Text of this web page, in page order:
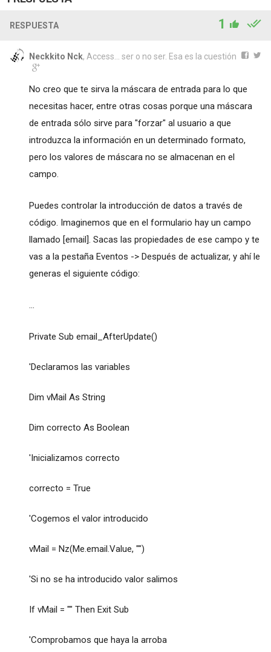
RESPUESTA 1
Neckkito Nck, Access... ser o no ser. Esa es la cuestión
No creo que te sirva la máscara de entrada para lo que
necesitas hacer, entre otras cosas porque una máscara
de entrada sólo sirve para "forzar" al usuario a que
introduzca la información en un determinado formato,
pero los valores de máscara no se almacenan en el
campo.
Puedes controlar la introducción de datos a través de
código. Imaginemos que en el formulario hay un campo
llamado [email]. Sacas las propiedades de ese campo y te
vas a la pestaña Eventos -> Después de actualizar, y ahí le
generas el siguiente código:
...
Private Sub email_AfterUpdate()
'Declaramos las variables
Dim vMail As String
Dim correcto As Boolean
'Inicializamos correcto
correcto = True
'Cogemos el valor introducido
vMail = Nz(Me.email.Value, "")
'Si no se ha introducido valor salimos
If vMail = "" Then Exit Sub
'Comprobamos que haya la arroba